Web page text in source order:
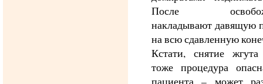
После
накладывают давящую
на всю сдавленную
Кстати, снятие
тоже процедура
пациента – может